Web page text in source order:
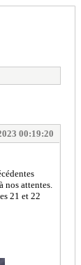
00:19:20
attentes.
21 et 22